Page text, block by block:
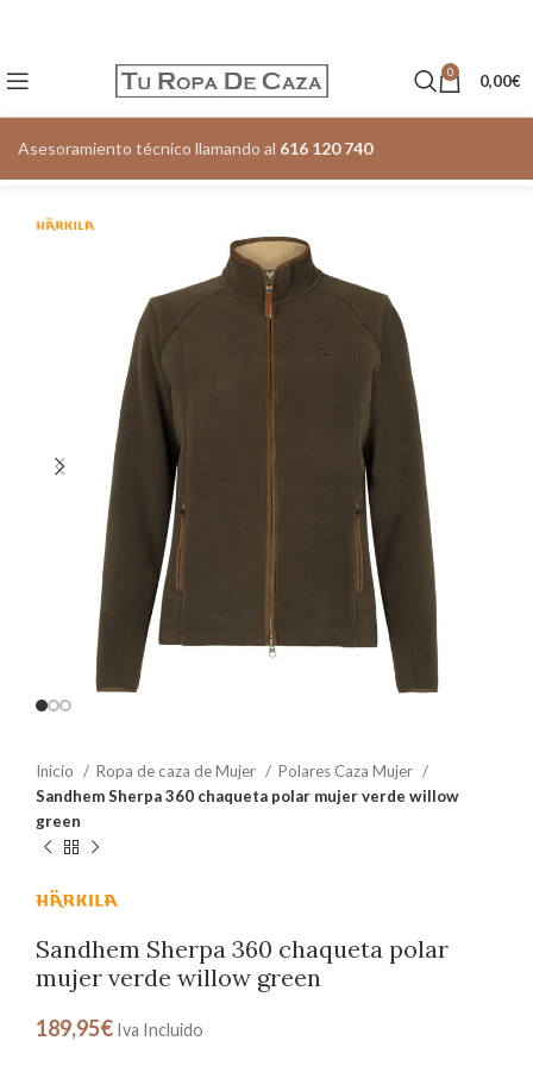
0 0,00€
Asesoramiento técnico llamando al 616 120 740
Inicio Ropa de caza de Mujer
Polares Caza Mujer
Sandhem Sherpa 360 chaqueta polar mujer verde willow
green
Sandhem Sherpa 360 chaqueta polar
mujer verde willow green
189,95€ Iva Incluido